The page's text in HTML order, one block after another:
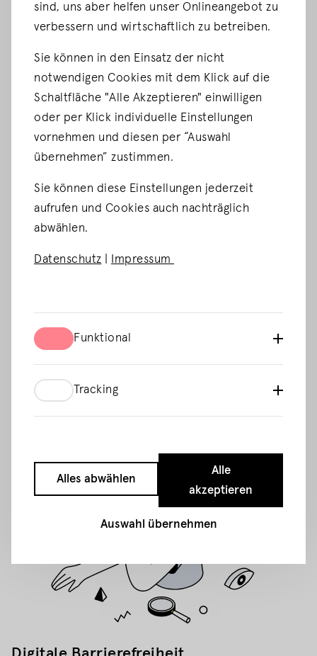
optimalen Nutzung unserer Lösungen an. Unser
mit einer etablierten Supportstruktur zur Seite.
sind, uns aber helfen unser Onlineangebot zu
verbessern und wirtschaftlich zu betreiben.
Sie können in den Einsatz der nicht
notwendigen Cookies mit dem Klick auf die
Schaltfläche "Alle Akzeptieren" einwilligen
oder per Klick individuelle Einstellungen
vornehmen und diesen per “Auswahl
übernehmen” zustimmen.
Sie können diese Einstellungen jederzeit
aufrufen und Cookies auch nachträglich
abwählen.
Datenschutz Impressum
Funktional
Tracking
Alles abwählen
Alle
akzeptieren
Auswahl übernehmen